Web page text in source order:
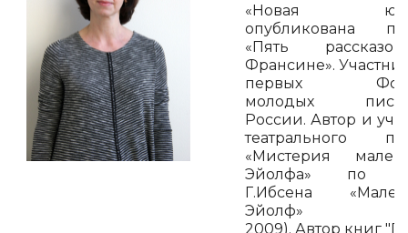
«Новая
опубликована
«Пять
Франсине».
первых
молодых
России. Автор и
театрального
«Мистерия
Эйолфа» по
Г.Ибсена
Эйолф»
2009). Автор книг